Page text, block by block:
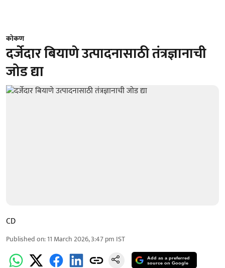
कोकण
दर्जेदार बियाणे उत्पादनासाठी तंत्रज्ञानाची
जोड द्या
CD
Published on:11 March 2026, 3:47 pm IST
Add as a preferred
source on Google